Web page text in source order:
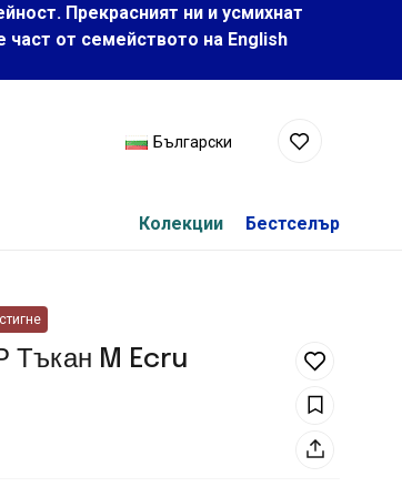
Прекрасният ни и усмихнат
част от семейството на Еnglish
Български
Колекции Бестселър
M Ecru